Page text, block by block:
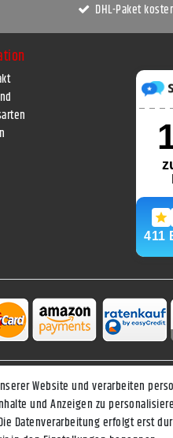
DHL-Paket
Daten­schutz­erklärung AGB
Website und verarbeiten
und Anzeigen zu
Datenverarbeitung erfolgt erst